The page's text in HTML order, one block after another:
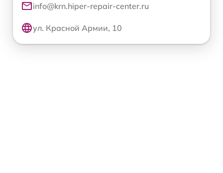
info@krn.hiper-repair-center.ru
ул. Красной Армии, 10